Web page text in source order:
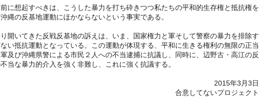
に想起すべきは、こうした暴力を打ち砕きつつ私たちの平和的生存権と抵抗権を
縄の反基地運動にほかならないという事実である。
開いてきた反戦反基地の訴えは、いま、国家権力と軍そして警察の暴力を排除す
い抵抗運動となっている。この運動が体現する、平和に生きる権利の無限の正当
及び沖縄県警による市民２人への不当逮捕に抗議し、同時に、辺野古・高江の反
不当な暴力的介入を強く非難し、これに強く抗議する。
2015年3月3日
合意してないプロジェクト